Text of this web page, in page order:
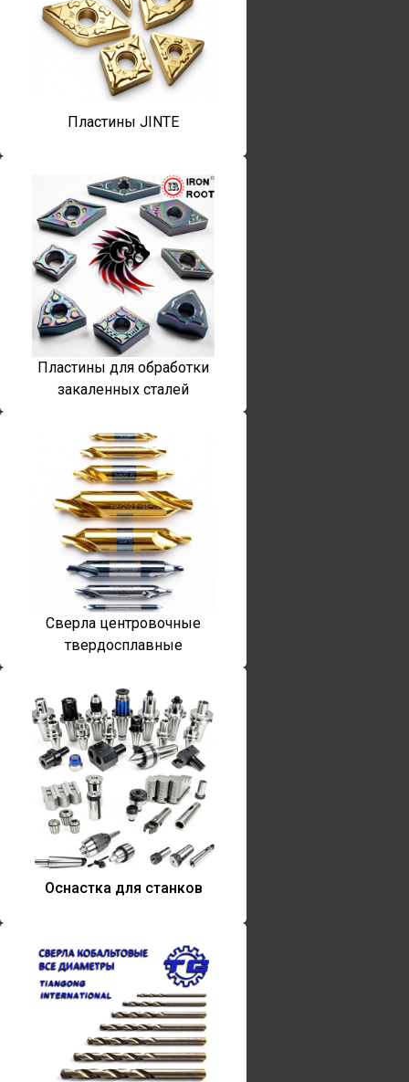
Пластины JINTE
Пластины для обработки
закаленных сталей
Сверла центровочные
твердосплавные
Оснастка для станков